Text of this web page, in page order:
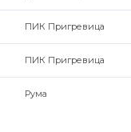
ПИК Пригревица
ПИК Пригревица
Рума